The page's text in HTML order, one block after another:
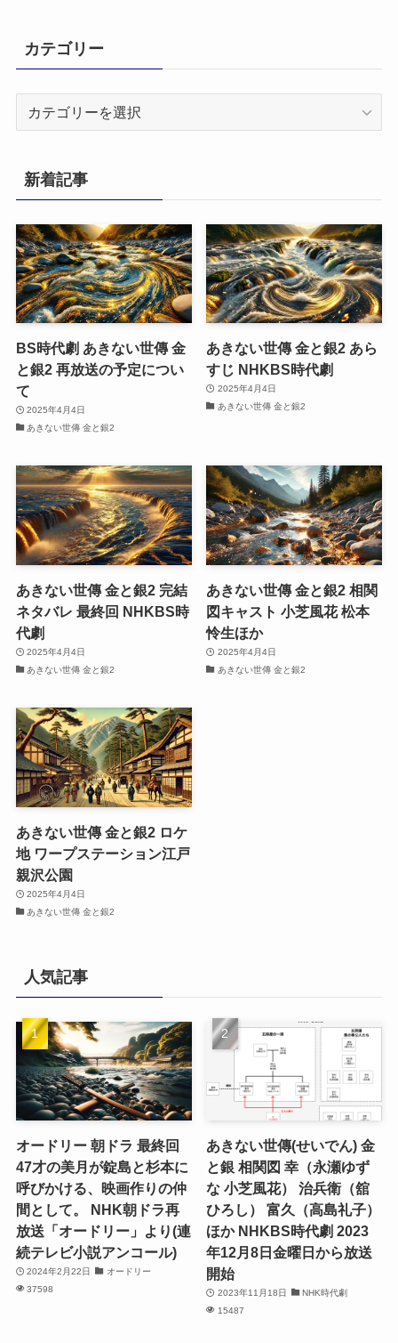
カテゴリー
リ
ー
新着記事
BS時代劇 あきない世傳 金
と銀2 再放送の予定につい
て
2025年4月4日
あきない世傳 金と銀2
あきない世傳 金と銀2 あら
すじ NHKBS時代劇
2025年4月4日
あきない世傳 金と銀2
あきない世傳 金と銀2 完結
ネタバレ 最終回 NHKBS時
代劇
2025年4月4日
あきない世傳 金と銀2
あきない世傳 金と銀2 相関
図キャスト 小芝風花 松本
怜生ほか
2025年4月4日
あきない世傳 金と銀2
あきない世傳 金と銀2 ロケ
地 ワープステーション江戸
親沢公園
2025年4月4日
あきない世傳 金と銀2
人気記事
オードリー 朝ドラ 最終回
47才の美月が錠島と杉本に
呼びかける、映画作りの仲
間として。 NHK朝ドラ再
放送「オードリー」より(連
続テレビ小説アンコール)
2024年2月22日
オードリー
37598
あきない世傳(せいでん) 金
と銀 相関図 幸（永瀬ゆず
な 小芝風花） 治兵衛（舘
ひろし） 富久（高島礼子）
ほか NHKBS時代劇 2023
年12月8日金曜日から放送
開始
2023年11月18日
NHK時代劇
15487